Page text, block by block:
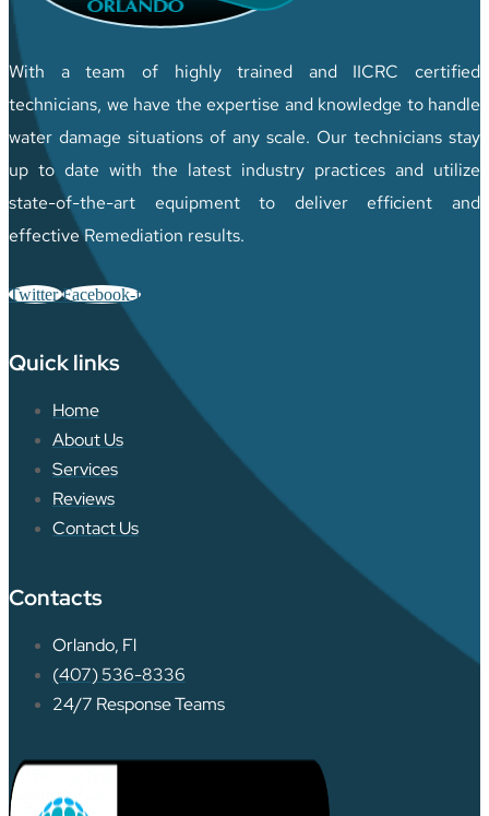
With a team of highly trained and IICRC certified
technicians, we have the expertise and knowledge to handle
water damage situations of any scale. Our technicians stay
up to date with the latest industry practices and utilize
state-of-the-art equipment to deliver efficient and
effective Remediation results.
Twitter Facebook-f
Quick links
Home
About Us
Services
Reviews
Contact Us
Contacts
Orlando, Fl
(407) 536-8336
24/7 Response Teams